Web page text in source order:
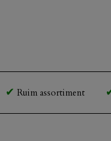
Ruim assortiment